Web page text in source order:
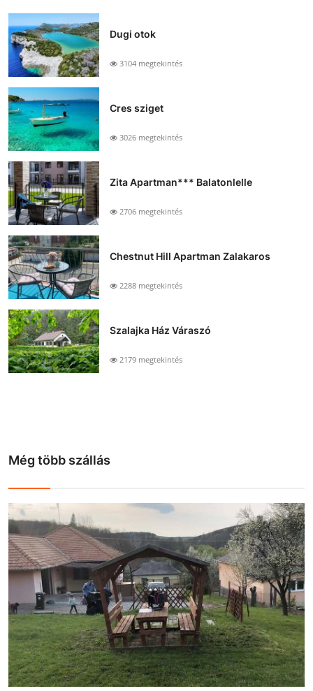
Dugi otok
3104 megtekintés
Cres sziget
3026 megtekintés
Zita Apartman*** Balatonlelle
2706 megtekintés
Chestnut Hill Apartman Zalakaros
2288 megtekintés
Szalajka Ház Váraszó
2179 megtekintés
Még több szállás